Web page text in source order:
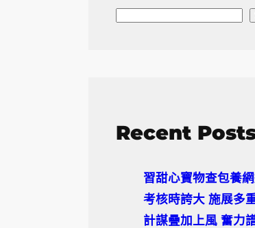
S
h
Recent
習甜心寶物查包養
考核時誇大 施展多
計謀疊加上風 奮力